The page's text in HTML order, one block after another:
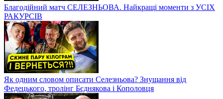
Благодійний матч СЕЛЕЗНЬОВА. Найкращі моменти з УСІХ
РАКУРСІВ
Як одним словом описати Селезньова? Знущання від
Федецького, тролінг Бєднякова і Кополовця